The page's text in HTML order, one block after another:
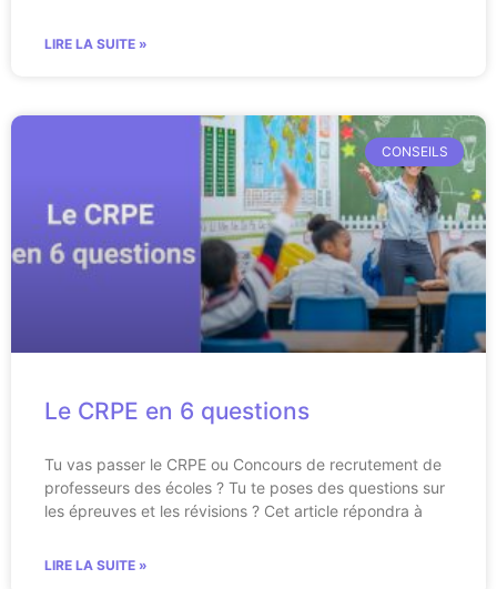
LIRE LA SUITE »
CONSEILS
Le CRPE en 6 questions
Tu vas passer le CRPE ou Concours de recrutement de
professeurs des écoles ? Tu te poses des questions sur
les épreuves et les révisions ? Cet article répondra à
LIRE LA SUITE »